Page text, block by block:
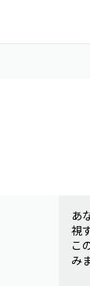
あ
視
こ
み